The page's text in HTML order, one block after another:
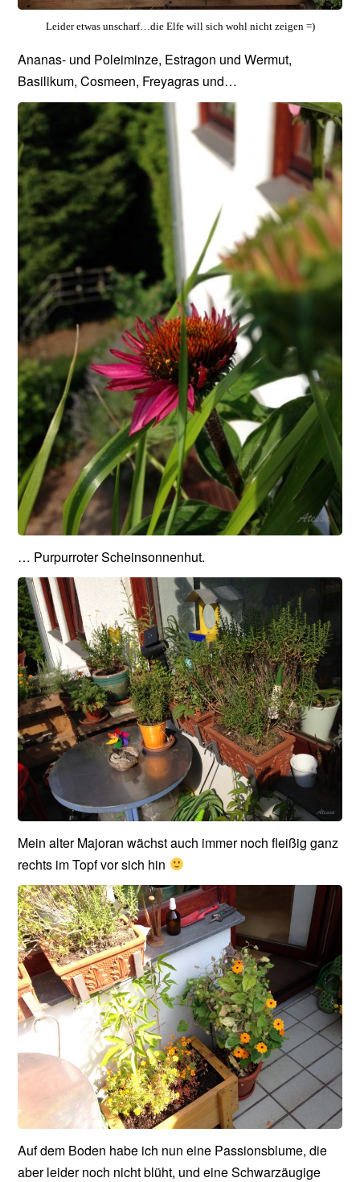
Leider etwas unscharf…die Elfe will sich wohl nicht zeigen =)
Ananas- und Poleiminze, Estragon und Wermut,
Basilikum, Cosmeen, Freyagras und…
… Purpurroter Scheinsonnenhut.
Mein alter Majoran wächst auch immer noch fleißig ganz
rechts im Topf vor sich hin
Auf dem Boden habe ich nun eine Passionsblume, die
aber leider noch nicht blüht, und eine Schwarzäugige